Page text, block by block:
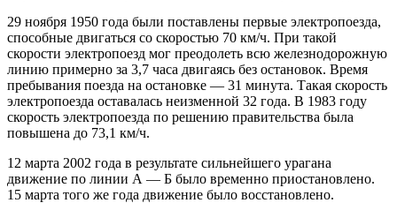
29 ноября 1950 года были поставлены первые электропоезда,
способные двигаться со скоростью 70 км/ч. При такой
скорости электропоезд мог преодолеть всю железнодорожную
линию примерно за 3,7 часа двигаясь без остановок. Время
пребывания поезда на остановке — 31 минута. Такая скорость
электропоезда оставалась неизменной 32 года. В 1983 году
скорость электропоезда по решению правительства была
повышена до 73,1 км/ч.
12 марта 2002 года в результате сильнейшего урагана
движение по линии А — Б было временно приостановлено.
15 марта того же года движение было восстановлено.